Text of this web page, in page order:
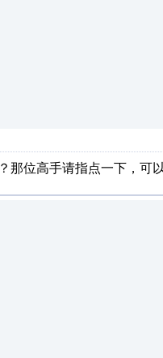
那位高手请指点一下，可